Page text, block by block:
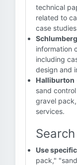
technical
related to
case
information
including
design and
Halliburton
sand
gravel
services.
Use
pack,"